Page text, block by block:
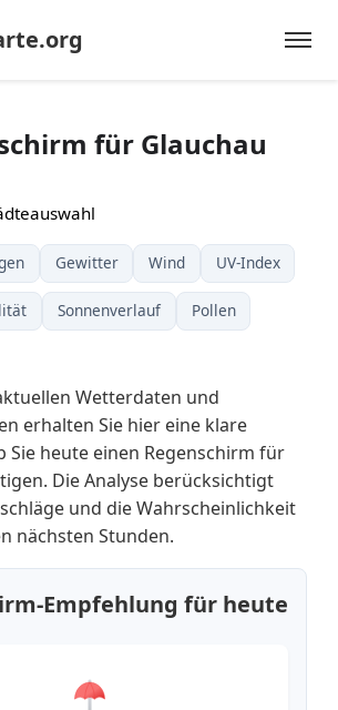
für Glauchau
Gewitter Wind UV-Index
Sonnenverlauf Pollen
Wetterdaten und
erhalten Sie hier eine klare
Sie heute einen Regenschirm für
Die Analyse berücksichtigt
und die Wahrscheinlichkeit
nächsten Stunden.
Empfehlung für heute